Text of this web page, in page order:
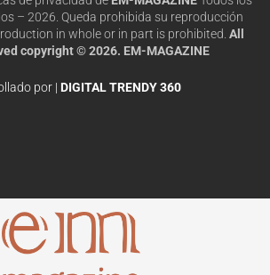
– 2026. Queda prohibida su reproducción
in whole or in part is prohibited. All
copyright © 2026. EM-MAGAZINE
por | DIGITAL TRENDY 360